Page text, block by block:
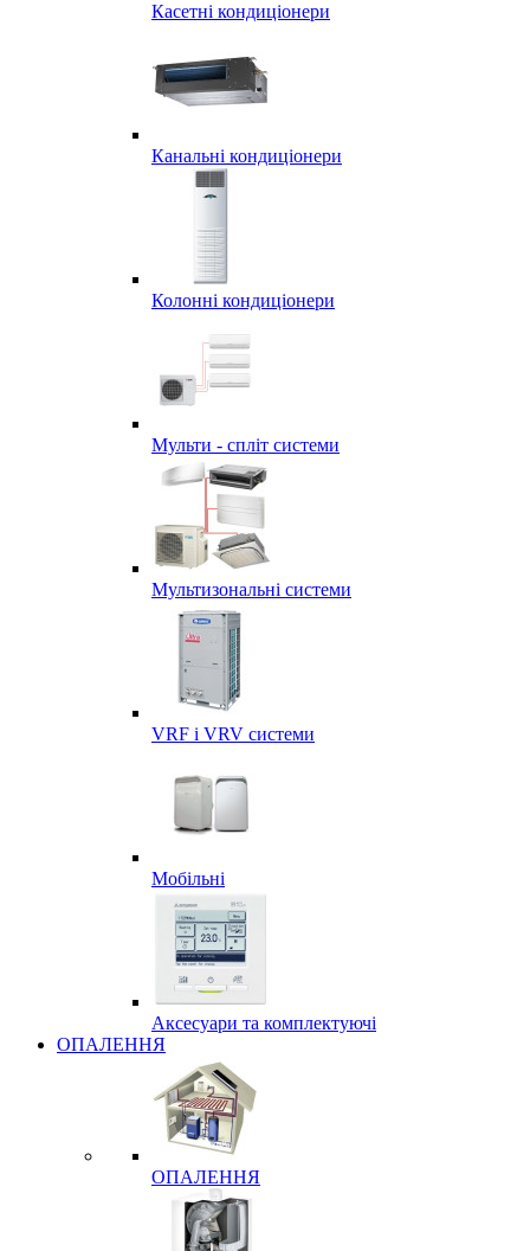
Касетні кондиціонери
Канальні кондиціонери
Колонні кондиціонери
Мульти - спліт системи
Мультизональні системи
VRF і VRV системи
Мобільні
Аксесуари та комплектуючі
ОПАЛЕННЯ
ОПАЛЕННЯ